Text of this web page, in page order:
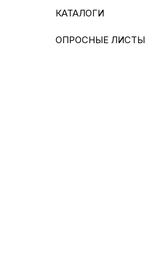
КАТАЛОГИ
ОПРОСНЫЕ ЛИСТЫ